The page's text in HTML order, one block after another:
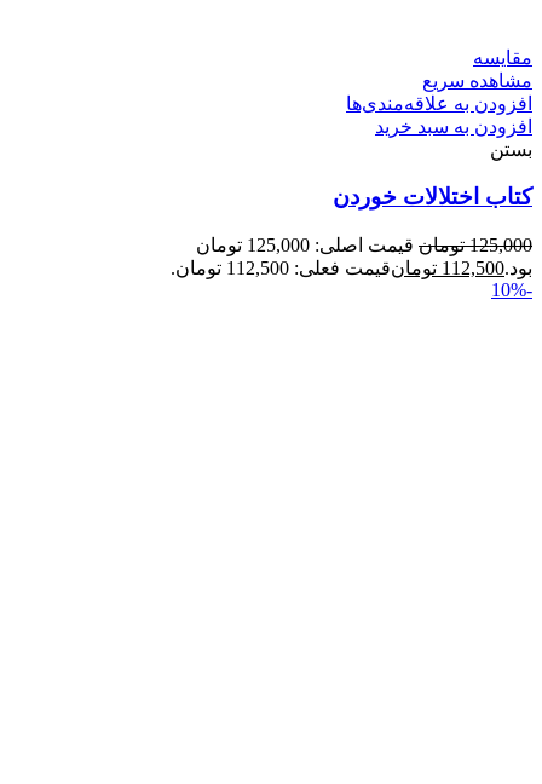
مقایسه
مشاهده سریع
افزودن به علاقه‌مندی‌ها
افزودن به سبد خرید
بستن
کتاب اختلالات خوردن
125,000 تومان
قیمت اصلی: 125,000 تومان
بود.112,500 تومانقیمت فعلی: 112,500 تومان.
-10%